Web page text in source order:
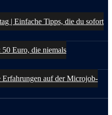
| Einfache Tipps, die du sofort
Euro, die niemals
auf der Microjob-